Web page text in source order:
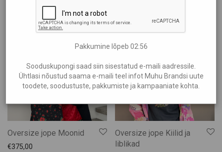
Puidust tooted
Raamatud ja Muusika
Suveniirid
Teenused
Toit ja Joogid
Näita rohkem Näita rohkem
Oversize jope Moonid
€375,00
Oversize jope Kiilid ja
liblikad
Pakkumine lõpeb 02:55
Sooduskupongi saad siin sisestatud e-maili aadressile.
Ühtlasi nõustud saama e-maili teel infot Muhu Brandsi uute
toodete, soodustuste, pakkumiste ja kampaaniate kohta.